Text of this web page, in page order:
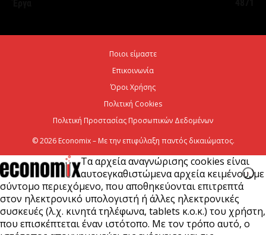
5 Αυγούστου 2026
Εξωδικαστικός Μηχανισμός: Άνω των 20 δισ. ευρώ
οι ρυθμίσεις οφειλών από την έναρξη
5 Αυγούστου 2026
Ποιοι είμαστε
Επικοινωνία
Όροι Χρήσης
Πολιτική Cookies
Πολιτική Προστασίας Προσωπικών Δεδομένων
© 2026 Economix – Με την επιφύλαξη παντός δικαιώματος.
Τα αρχεία αναγνώρισης cookies είναι
αυτοεγκαθιστώμενα αρχεία κειμένου, με
σύντομο περιεχόμενο, που αποθηκεύονται επιτρεπτά
στον ηλεκτρονικό υπολογιστή ή άλλες ηλεκτρονικές
συσκευές (λ.χ. κινητά τηλέφωνα, tablets κ.ο.κ.) του χρήστη,
που επισκέπτεται έναν ιστότοπο. Με τον τρόπο αυτό, ο